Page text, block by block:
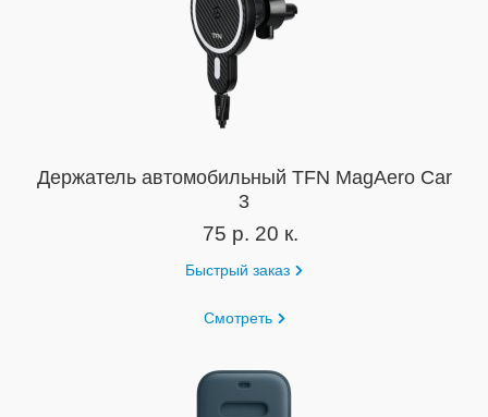
Держатель автомобильный TFN MagAero Car
3
75 р. 20 к.
Быстрый заказ
Смотреть